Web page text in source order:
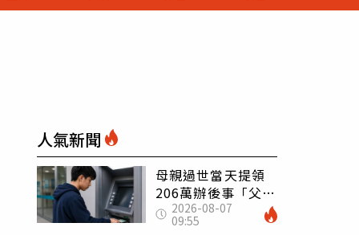
人氣新聞
母親過世當天提領
206萬辦後事「父子
遭判刑」 律師：
搶錢先下手是罪
2026-08-07
09:55